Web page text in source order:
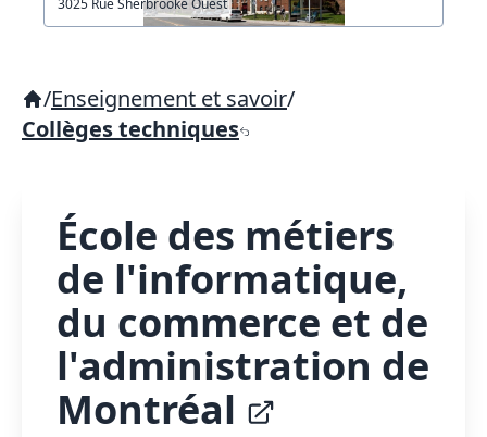
3025 Rue Sherbrooke Ouest
/Enseignement et savoir/
Collèges techniques
École des métiers
de l'informatique,
du commerce et de
l'administration de
Montréal